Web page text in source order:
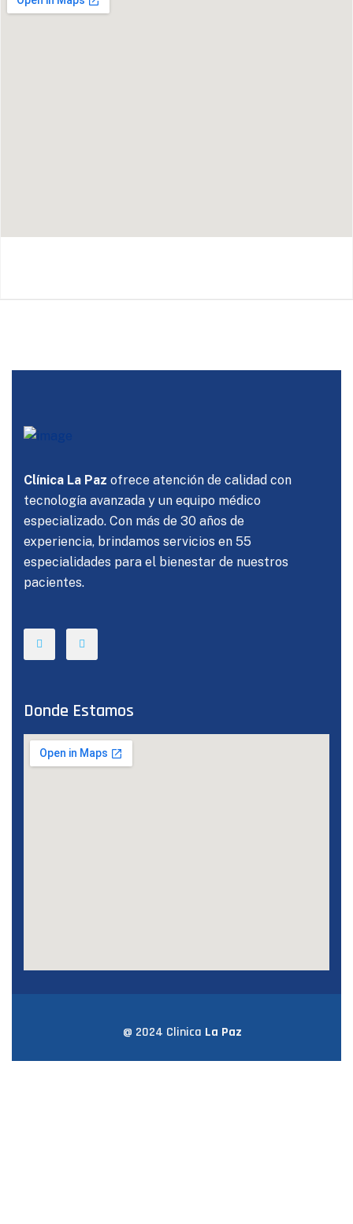
Clínica La Paz ofrece atención de calidad con
tecnología avanzada y un equipo médico
especializado. Con más de 30 años de
experiencia, brindamos servicios en 55
especialidades para el bienestar de nuestros
pacientes.
Donde Estamos
@ 2024 Clinica La Paz